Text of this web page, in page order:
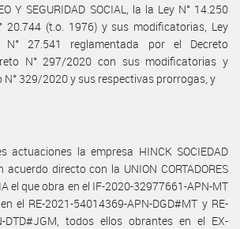
Y SEGURIDAD SOCIAL, la la Ley N° 14.250
20.744 (t.o. 1976) y sus modificatorias, Ley
27.541 reglamentada por el Decreto
N° 297/2020 con sus modificatorias y
329/2020 y sus respectivas prorrogas, y
actuaciones la empresa HINCK SOCIEDAD
acuerdo directo con la UNION CORTADORES
el que obra en el IF-2020-32977661-APN-MT
el RE-2021-54014369-APN-DGD#MT y RE-
DTD#JGM, todos ellos obrantes en el EX-